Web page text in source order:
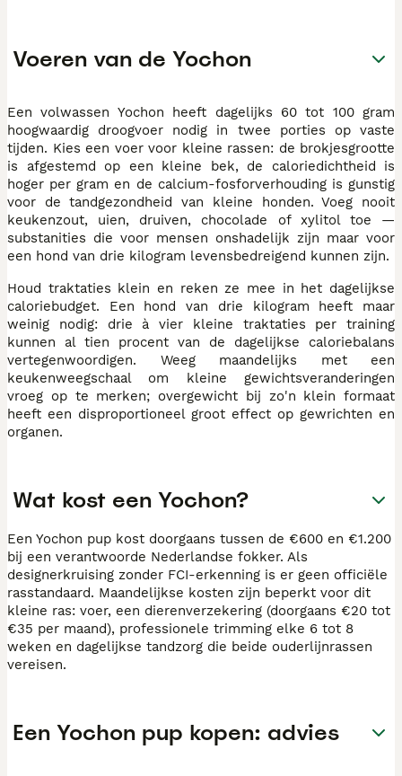
Voeren van de Yochon
Een volwassen Yochon heeft dagelijks 60 tot 100 gram
hoogwaardig droogvoer nodig in twee porties op vaste
tijden. Kies een voer voor kleine rassen: de brokjesgrootte
is afgestemd op een kleine bek, de caloriedichtheid is
hoger per gram en de calcium-fosforverhouding is gunstig
voor de tandgezondheid van kleine honden. Voeg nooit
keukenzout, uien, druiven, chocolade of xylitol toe —
substanities die voor mensen onshadelijk zijn maar voor
een hond van drie kilogram levensbedreigend kunnen zijn.
Houd traktaties klein en reken ze mee in het dagelijkse
caloriebudget. Een hond van drie kilogram heeft maar
weinig nodig: drie à vier kleine traktaties per training
kunnen al tien procent van de dagelijkse caloriebalans
vertegenwoordigen. Weeg maandelijks met een
keukenweegschaal om kleine gewichtsveranderingen
vroeg op te merken; overgewicht bij zo'n klein formaat
heeft een disproportioneel groot effect op gewrichten en
organen.
Wat kost een Yochon?
Een Yochon pup kost doorgaans tussen de €600 en €1.200
bij een verantwoorde Nederlandse fokker. Als
designerkruising zonder FCI-erkenning is er geen officiële
rasstandaard. Maandelijkse kosten zijn beperkt voor dit
kleine ras: voer, een dierenverzekering (doorgaans €20 tot
€35 per maand), professionele trimming elke 6 tot 8
weken en dagelijkse tandzorg die beide ouderlijnrassen
vereisen.
Een Yochon pup kopen: advies